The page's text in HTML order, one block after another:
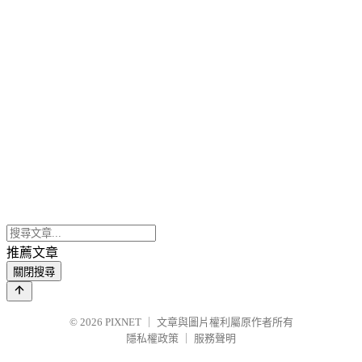
推薦文章
關閉搜尋
© 2026 PIXNET
文章與圖片權利屬原作者所有
隱私權政策
服務聲明